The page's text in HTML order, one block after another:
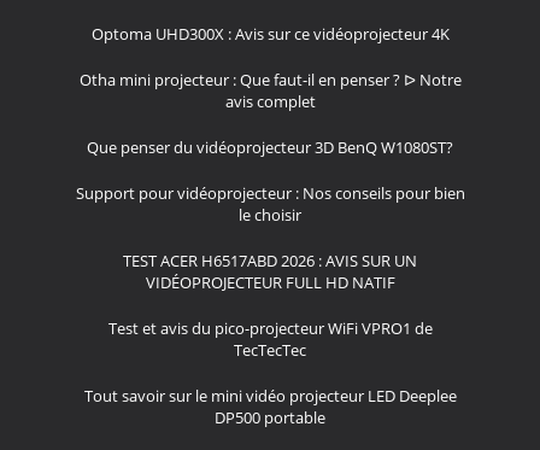
Optoma UHD300X : Avis sur ce vidéoprojecteur 4K
Otha mini projecteur : Que faut-il en penser ? ᐅ Notre
avis complet
Que penser du vidéoprojecteur 3D BenQ W1080ST?
Support pour vidéoprojecteur : Nos conseils pour bien
le choisir
TEST ACER H6517ABD 2026 : AVIS SUR UN
VIDÉOPROJECTEUR FULL HD NATIF
Test et avis du pico-projecteur WiFi VPRO1 de
TecTecTec
Tout savoir sur le mini vidéo projecteur LED Deeplee
DP500 portable